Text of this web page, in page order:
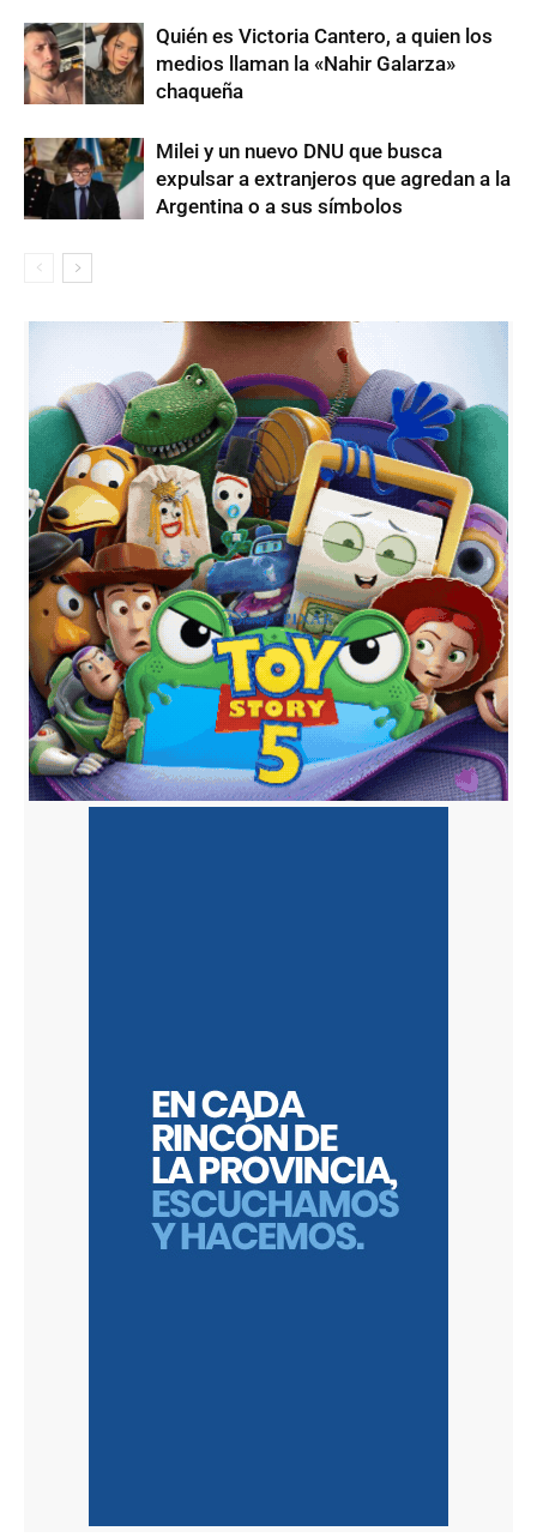
Quién es Victoria Cantero, a quien los
medios llaman la «Nahir Galarza»
chaqueña
Milei y un nuevo DNU que busca
expulsar a extranjeros que agredan a la
Argentina o a sus símbolos